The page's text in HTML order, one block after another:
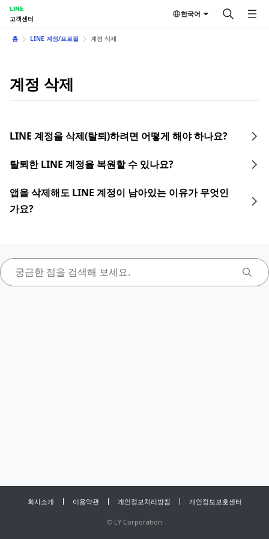
LINE
고객센터
한국어
홈 LINE 계정/프로필 계정 삭제
계정 삭제
LINE 계정을 삭제(탈퇴)하려면 어떻게 해야 하나요?
탈퇴한 LINE 계정을 복원할 수 있나요?
앱을 삭제해도 LINE 계정이 남아있는 이유가 무엇인
가요?
회사소개 이용약관 개인정보처리방침 개인정보보호센터
© LY Corporation